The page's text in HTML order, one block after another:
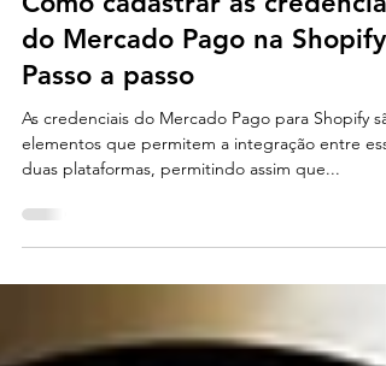
8 de jun. de 2021
4 min de leitura
Como cadastrar as
do Mercado Pago na Shopify?
Passo a passo
As credenciais do Mercado Pago para Shopify
duas plataformas, permitindo assim que...